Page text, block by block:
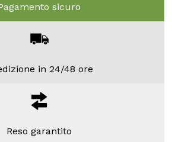
sicuro
in 24/48 ore
Reso garantito